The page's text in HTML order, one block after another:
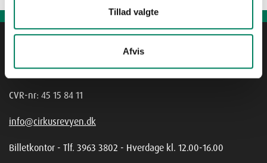
Tillad valgte
Afvis
2930 Klampenborg
CVR-nr: 45 15 84 11
info@cirkusrevyen.dk
Billetkontor - Tlf. 3963 3802 - Hverdage kl. 12.00-16.00